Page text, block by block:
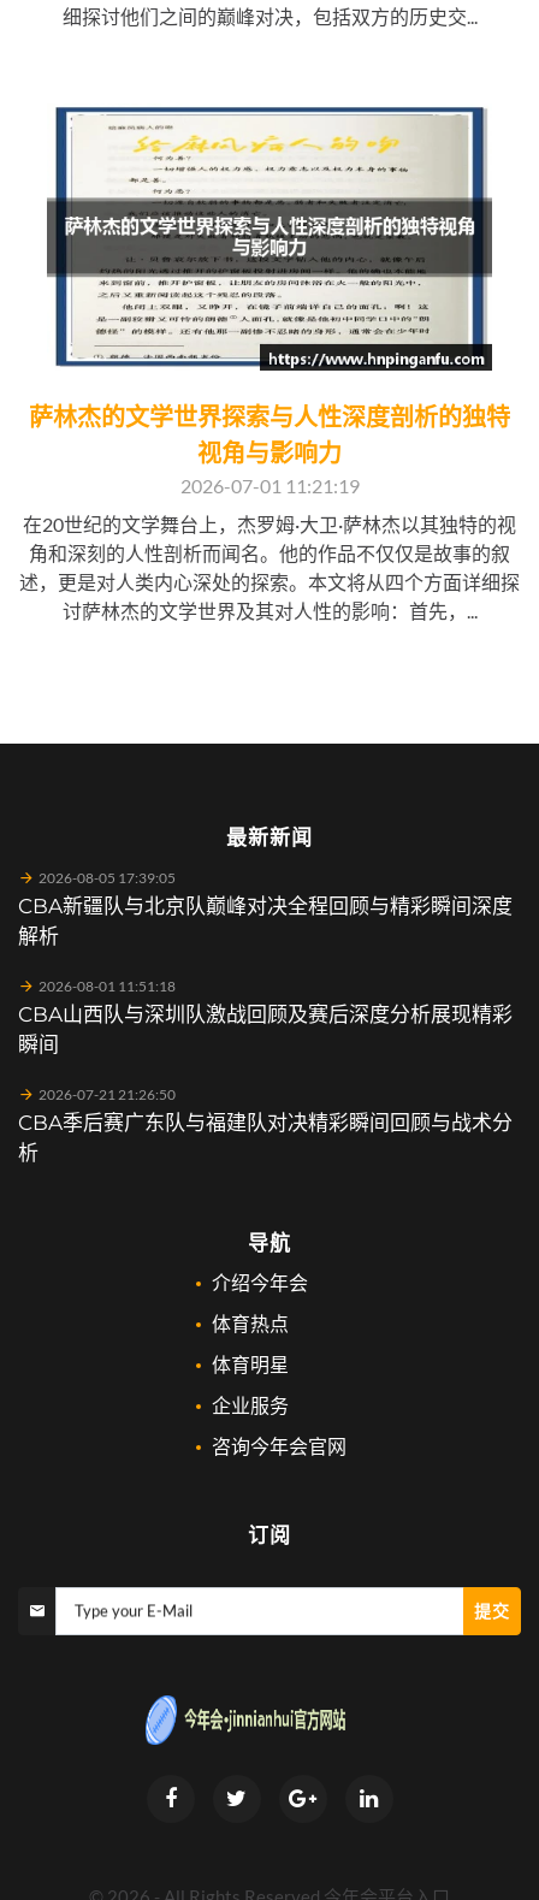
细探讨他们之间的巅峰对决，包括双方的历史交...
萨林杰的文学世界探索与人性深度剖析的独特
视角与影响力
2026-07-01 11:21:19
在20世纪的文学舞台上，杰罗姆·大卫·萨林杰以其独特的视
角和深刻的人性剖析而闻名。他的作品不仅仅是故事的叙
述，更是对人类内心深处的探索。本文将从四个方面详细探
讨萨林杰的文学世界及其对人性的影响：首先，...
最新新闻
2026-08-05 17:39:05
CBA新疆队与北京队巅峰对决全程回顾与精彩瞬间深度
解析
2026-08-01 11:51:18
CBA山西队与深圳队激战回顾及赛后深度分析展现精彩
瞬间
2026-07-21 21:26:50
CBA季后赛广东队与福建队对决精彩瞬间回顾与战术分
析
导航
介绍今年会
体育热点
体育明星
企业服务
咨询今年会官网
订阅
Type your E-Mail 提交